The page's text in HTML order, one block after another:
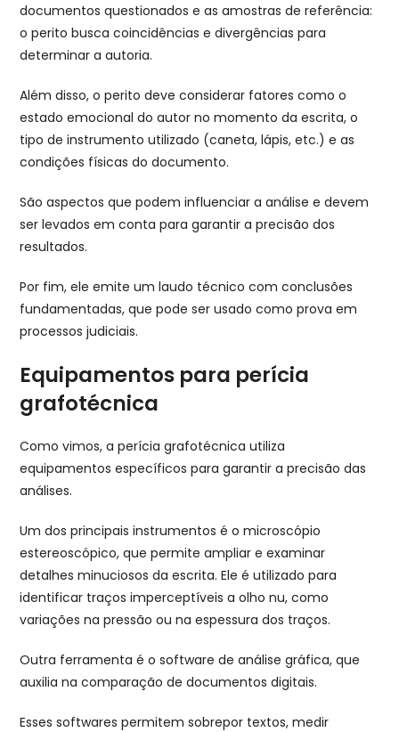
documentos questionados e as amostras de referência:
o perito busca coincidências e divergências para
determinar a autoria.
Além disso, o perito deve considerar fatores como o
estado emocional do autor no momento da escrita, o
tipo de instrumento utilizado (caneta, lápis, etc.) e as
condições físicas do documento.
São aspectos que podem influenciar a análise e devem
ser levados em conta para garantir a precisão dos
resultados.
Por fim, ele emite um laudo técnico com conclusões
fundamentadas, que pode ser usado como prova em
processos judiciais.
Equipamentos para perícia
grafotécnica
Como vimos, a perícia grafotécnica utiliza
equipamentos específicos para garantir a precisão das
análises.
Um dos principais instrumentos é o microscópio
estereoscópico, que permite ampliar e examinar
detalhes minuciosos da escrita. Ele é utilizado para
identificar traços imperceptíveis a olho nu, como
variações na pressão ou na espessura dos traços.
Outra ferramenta é o software de análise gráfica, que
auxilia na comparação de documentos digitais.
Esses softwares permitem sobrepor textos, medir